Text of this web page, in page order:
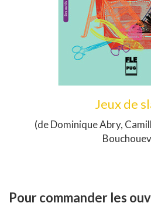
Jeux de
(de Dominique Abry,
Pour commander les